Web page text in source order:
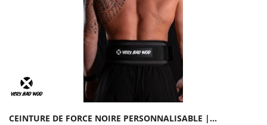
CEINTURE DE FORCE NOIRE PERSONNALISABLE |...